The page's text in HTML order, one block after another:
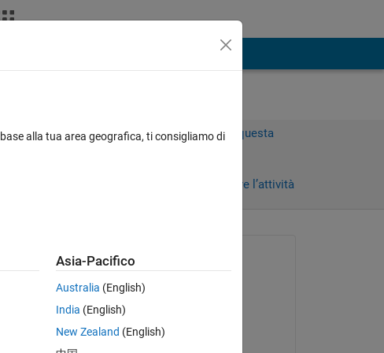
Accedi per rispondere a questa
Accedi per seguire l’attività
Richiesto:
il 11 Giu 2021
Modificato:
alla tua area geografica, ti consigliamo di
Asia-Pacifico
Australia (English)
India (English)
New Zealand (English)